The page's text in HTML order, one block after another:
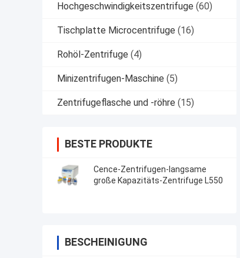
Hochgeschwindigkeitszentrifuge (60)
Tischplatte Microcentrifuge (16)
Rohöl-Zentrifuge (4)
Minizentrifugen-Maschine (5)
Zentrifugeflasche und -röhre (15)
BESTE PRODUKTE
Cence-Zentrifugen-langsame
große Kapazitäts-Zentrifuge L550
BESCHEINIGUNG